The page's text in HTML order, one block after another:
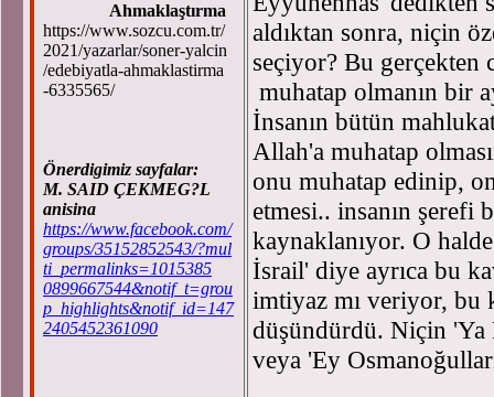
Ahmaklaştırma
https://www.sozcu.com.tr/
2021/yazarlar/soner-yalcin
/edebiyatla-ahmaklastirma
-6335565/
Önerdigimiz sayfalar:
M. SAID ÇEKMEG?L
anisina
https://www.facebook.com/
groups/35152852543/?mul
ti_permalinks=1015385
0899667544&notif_t=grou
p_highlights&notif_id=147
2405452361090
aldıktan sonra, niçin
seçiyor? Bu
muhatap olmanın bir
İnsanın bütün
Allah'a muhatap
onu muhatap edinip,
etmesi.. insanın şerefi
kaynaklanıyor. O
İsrail' diye ayrıca bu
imtiyaz mı veriyor, bu
düşündürdü. Niçin
veya 'Ey